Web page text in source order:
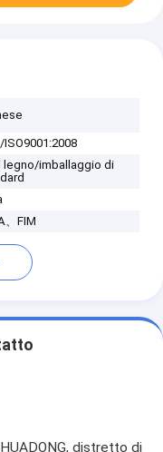
ISO9001:2008
legno/imballaggio di
、FIM
distretto di